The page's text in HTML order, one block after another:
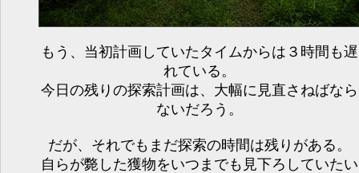
もう、当初計画していたタイムからは３時間も遅
れている。
今日の残りの探索計画は、大幅に見直さねばなら
ないだろう。
だが、それでもまだ探索の時間は残りがある。
自らが斃した獲物をいつまでも見下ろしていたい